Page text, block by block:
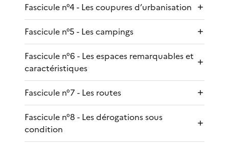
Fascicule n°4 - Les coupures d’urbanisation
Fascicule n°5 - Les campings
Fascicule n°6 - Les espaces remarquables et
caractéristiques
Fascicule n°7 - Les routes
Fascicule n°8 - Les dérogations sous
condition